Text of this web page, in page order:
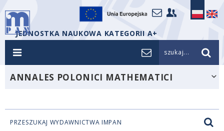
JEDNOSTKA NAUKOWA KATEGORII A+
szukaj...
ANNALES POLONICI MATHEMATICI
PRZESZUKAJ WYDAWNICTWA IMPAN